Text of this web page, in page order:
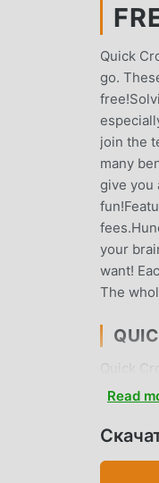
Quick
go.
join the
many
give you
your
want!
The
Quick
по
вам
на
Read